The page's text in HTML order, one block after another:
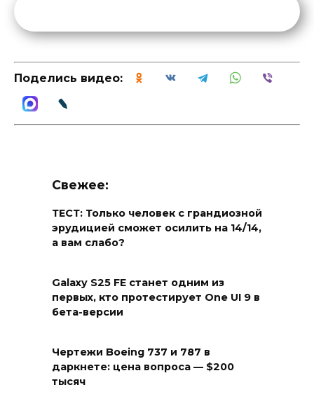
Поделись видео:
Свежее:
ТЕСТ: Только человек с грандиозной
эрудицией сможет осилить на 14/14,
а вам слабо?
Galaxy S25 FE станет одним из
первых, кто протестирует One UI 9 в
бета-версии
Чертежи Boeing 737 и 787 в
даркнете: цена вопроса — $200
тысяч